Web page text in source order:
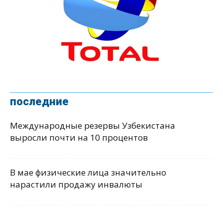
последние
Международные резервы Узбекистана
выросли почти на 10 процентов
В мае физические лица значительно
нарастили продажу инвалюты